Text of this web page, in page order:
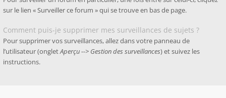
sur le lien « Surveiller ce forum » qui se trouve en bas de page.
Comment puis-je supprimer mes surveillances de sujets ?
Pour supprimer vos surveillances, allez dans votre panneau de
l’utilisateur (ongletAperçu --> Gestion des surveillances) et suivez les
instructions.